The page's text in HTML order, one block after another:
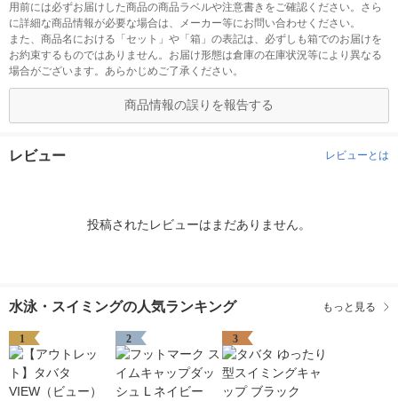
用前には必ずお届けした商品の商品ラベルや注意書きをご確認ください。さら
に詳細な商品情報が必要な場合は、メーカー等にお問い合わせください。
また、商品名における「セット」や「箱」の表記は、必ずしも箱でのお届けを
お約束するものではありません。お届け形態は倉庫の在庫状況等により異なる
場合がございます。あらかじめご了承ください。
商品情報の誤りを報告する
レビュー レビューとは
投稿されたレビューはまだありません。
水泳・スイミングの人気ランキング もっと見る
1 2 3